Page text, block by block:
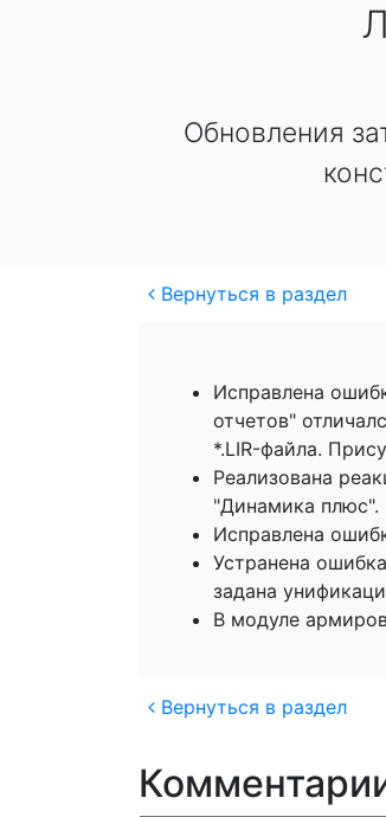
Обновления
Вернуться в раздел
Исправлена
отчетов"
*.LIR-файла.
Реализована
"Динамика плюс".
Исправлена
Устранена
задана
В модуле
Вернуться в раздел